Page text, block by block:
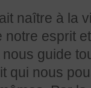
naître à la
notre esprit
guide
qui nous